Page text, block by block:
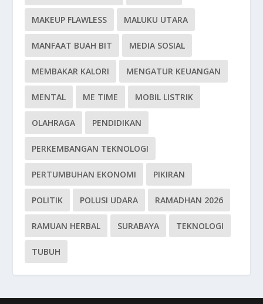
MAKEUP FLAWLESS MALUKU UTARA
MANFAAT BUAH BIT MEDIA SOSIAL
MEMBAKAR KALORI MENGATUR KEUANGAN
MENTAL ME TIME MOBIL LISTRIK
OLAHRAGA PENDIDIKAN
PERKEMBANGAN TEKNOLOGI
PERTUMBUHAN EKONOMI PIKIRAN
POLITIK POLUSI UDARA RAMADHAN 2026
RAMUAN HERBAL SURABAYA TEKNOLOGI
TUBUH